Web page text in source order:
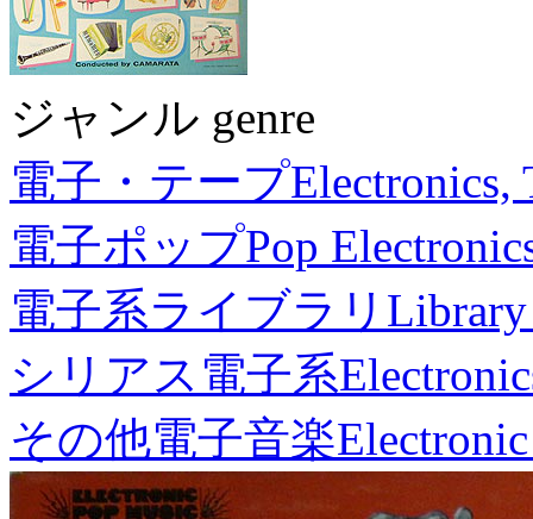
ジャンル genre
電子・テープElectronics,
電子ポップPop
電子系ライブラリ
シリアス電子系
その他電子音楽